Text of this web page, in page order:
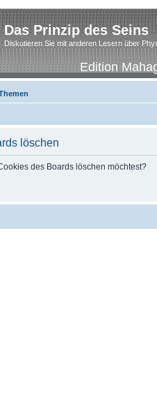
Das Prinzip des Seins
Diskutieren Sie mit anderen Lesern über
Edition
löschen
des Boards löschen möchtest?